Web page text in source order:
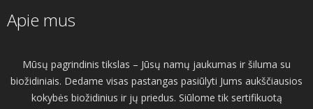
Apie mus
Mūsų pagrindinis tikslas – Jūsų namų jaukumas ir šiluma su
biožidiniais. Dedame visas pastangas pasiūlyti Jums aukščiausios
kokybės biožidinius ir jų priedus. Siūlome tik sertifikuotą